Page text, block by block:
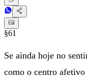
§61
Se ainda hoje no
como o centro